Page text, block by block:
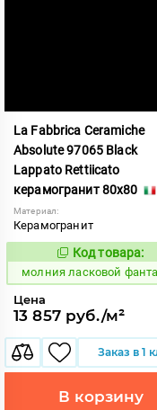
La Fabbrica Ceramiche
Absolute 97065 Black
Lappato Rettiicato
керамогранит 80x80
Материал:
Керамогранит
1005362
Код товара:
молния ласковой
Цена
13 857 руб./м²
Заказ в 1
В корзину